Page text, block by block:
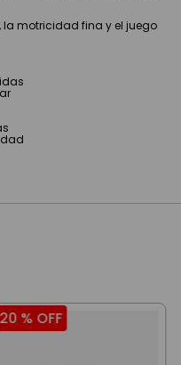
la motricidad fina y el juego
20 % OFF